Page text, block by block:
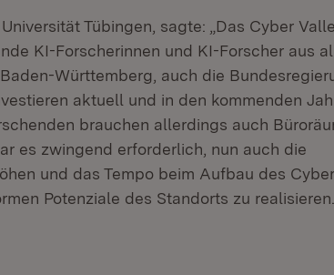
Tübingen, sagte: „Das Cyber
KI-Forscherinnen und KI-Forscher aus
Württemberg, auch die
aktuell und in den kommenden
brauchen allerdings auch
es zwingend erforderlich, nun auch die
und das Tempo beim Aufbau des Cyber
Potenziale des Standorts zu